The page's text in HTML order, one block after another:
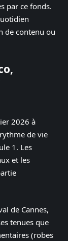
par ce fonds.
de contenu ou
2026 à
de vie
1. Les
et les
de Cannes,
tenues que
(robes